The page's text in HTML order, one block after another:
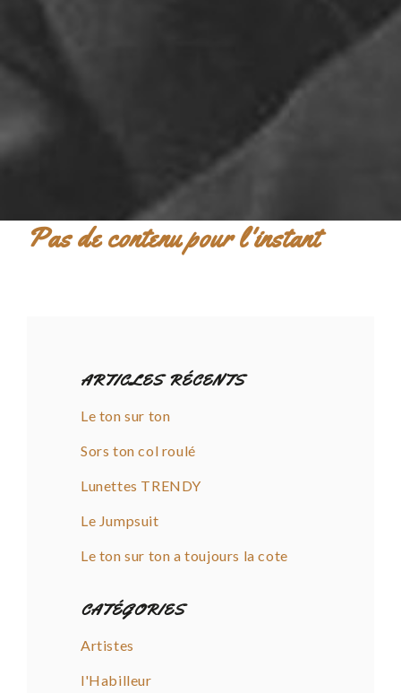
Pas de contenu pour l'instant
ARTICLES RÉCENTS
Le ton sur ton
Sors ton col roulé
Lunettes TRENDY
Le Jumpsuit
Le ton sur ton a toujours la cote
CATÉGORIES
Artistes
l'Habilleur